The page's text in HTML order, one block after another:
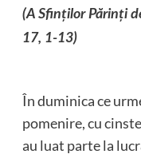
(A Sfinţilor Părinţi
17, 1-13)
În duminica ce
pomenire, cu
au luat parte la